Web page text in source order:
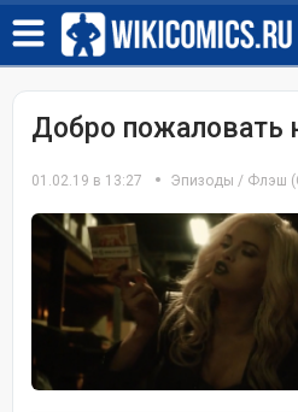
Добро пожаловать
01.02.19 в 13:27 Эпизоды / Флэш